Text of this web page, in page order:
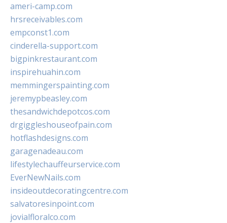
ameri-camp.com
hrsreceivables.com
empconst1.com
cinderella-support.com
bigpinkrestaurant.com
inspirehuahin.com
memmingerspainting.com
jeremypbeasley.com
thesandwichdepotcos.com
drgiggleshouseofpain.com
hotflashdesigns.com
garagenadeau.com
lifestylechauffeurservice.com
EverNewNails.com
insideoutdecoratingcentre.com
salvatoresinpoint.com
jovialfloralco.com